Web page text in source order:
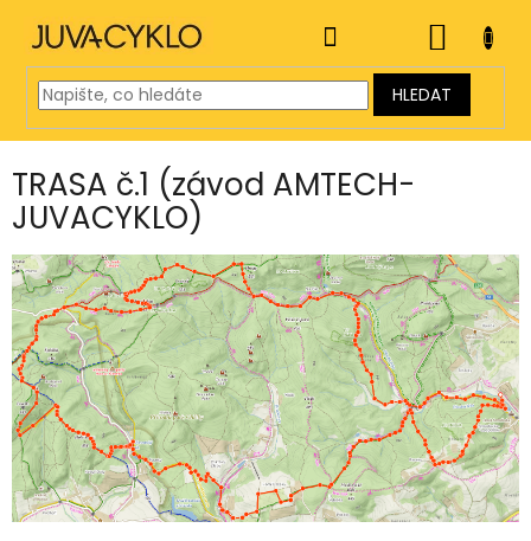
obsah
HLEDAT
KOŠÍK
TRASA č.1 (závod AMTECH-
JUVACYKLO)